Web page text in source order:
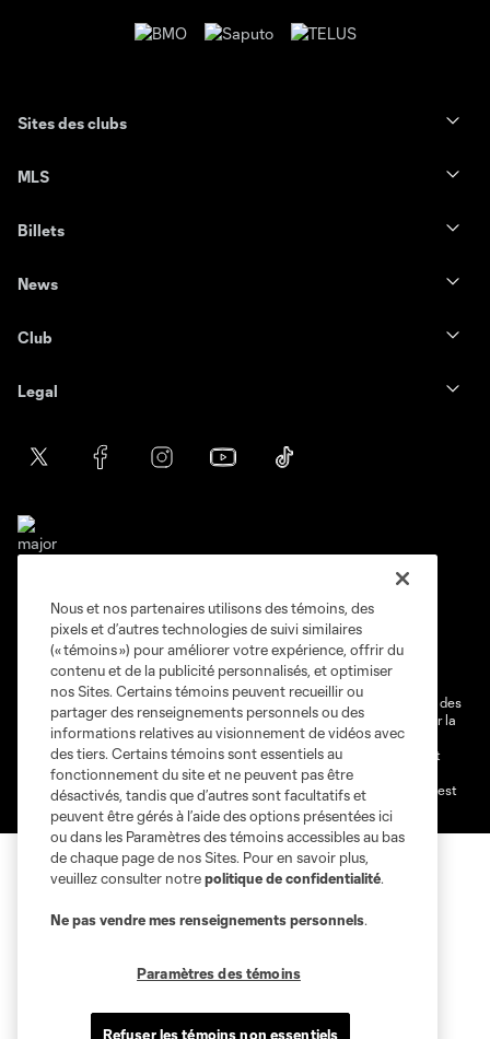
Sites des clubs
MLS
Billets
News
Club
Legal
Conditions d'utilisation
Politique de confidentialité
Ne vendez pas et ne partagez pas mes information personnelles.
Paramètres des témoins
@2026 MLS. Le nom et l'écusson Major League Soccer et MLS sont des
marques déposées de Major League Soccer, LLC (“MLS”) protégés par la
loi. Les noms et les logos des différentes équipes de MLS sont des
marques déposées ou des marques de droit commun de MLS ou sont
utilisées avec l’autorisation ou l'accord tacite préalable de leurs
propriétaires. Toute l’utilisation de leurs noms et logos non-autorisée est
par conséquent prohibée est interdite.
Nous et nos partenaires utilisons des témoins, des
pixels et d’autres technologies de suivi similaires
(« témoins ») pour améliorer votre expérience, offrir du
contenu et de la publicité personnalisés, et optimiser
nos Sites. Certains témoins peuvent recueillir ou
partager des renseignements personnels ou des
informations relatives au visionnement de vidéos avec
des tiers. Certains témoins sont essentiels au
fonctionnement du site et ne peuvent pas être
désactivés, tandis que d’autres sont facultatifs et
peuvent être gérés à l’aide des options présentées ici
ou dans les Paramètres des témoins accessibles au bas
de chaque page de nos Sites. Pour en savoir plus,
veuillez consulter notrepolitique de confidentialité.
Ne pas vendre mes renseignements personnels.
Paramètres des témoins
Refuser les témoins non essentiels